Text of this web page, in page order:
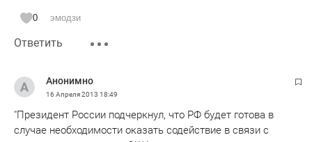
0 эмодзи
Ответить
Анонимно
16 Апреля 2013 18:49
"Президент России подчеркнул, что РФ будет готова в
случае необходимости оказать содействие в связи с